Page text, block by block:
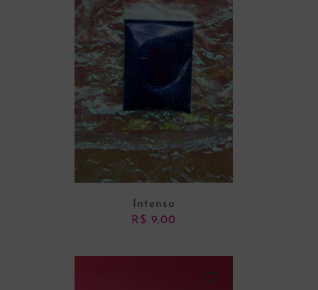
Intenso
R$ 9,00